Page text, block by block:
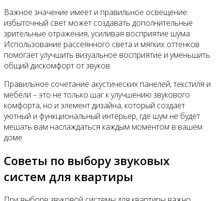
Важное значение имеет и правильное освещение:
избыточный свет может создавать дополнительные
зрительные отражения, усиливая восприятие шума.
Использование рассеянного света и мягких оттенков
помогает улучшить визуальное восприятие и уменьшить
общий дискомфорт от звуков.
Правильное сочетание акустических панелей, текстиля и
мебели – это не только шаг к улучшению звукового
комфорта, но и элемент дизайна, который создает
уютный и функциональный интерьер, где шум не будет
мешать вам наслаждаться каждым моментом в вашем
доме.
Советы по выбору звуковых
систем для квартиры